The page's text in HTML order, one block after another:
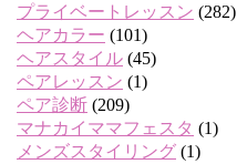
プライベートレッスン (282)
ヘアカラー (101)
ヘアスタイル (45)
ペアレッスン (1)
ペア診断 (209)
マナカイママフェスタ (1)
メンズスタイリング (1)